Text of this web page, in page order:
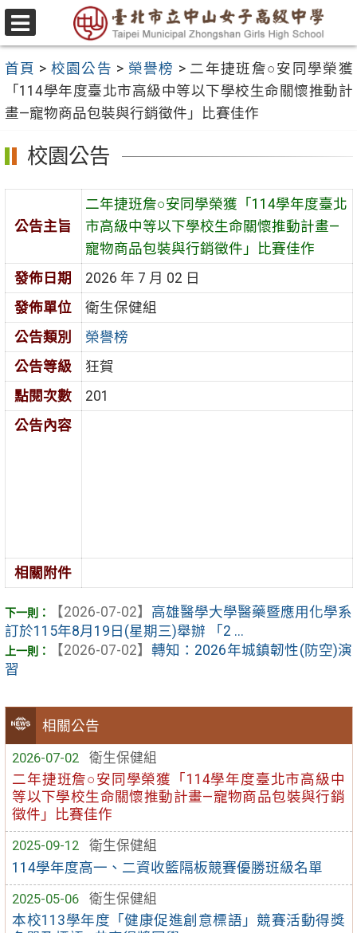
跳
至
要
容
區
選
單
首頁 > 校園公告 > 榮譽榜 > 二年捷班詹○安同學榮獲
「114學年度臺北市高級中等以下學校生命關懷推動計
畫—寵物商品包裝與行銷徵件」比賽佳作
相關公告
2026-07-02
衛生保健組
二年捷班詹○安同學榮獲「114學年度臺北市高級中
等以下學校生命關懷推動計畫—寵物商品包裝與行銷
徵件」比賽佳作
2025-09-12
衛生保健組
114學年度高一、二資收籃隔板競賽優勝班級名單
2025-05-06
衛生保健組
本校113學年度「健康促進創意標語」競賽活動得獎
校園公告
公告主旨
二年捷班詹○安同學榮獲「114學年度臺北
市高級中等以下學校生命關懷推動計畫—
寵物商品包裝與行銷徵件」比賽佳作
發佈日期
2026 年 7 月 02 日
發佈單位
衛生保健組
公告類別
榮譽榜
公告等級
狂賀
點閱次數
201
公告內容
相關附件
【2026-07-02】 高雄醫學大學醫藥暨應用化學系
訂於115年8月19日(星期三)舉辦 「2 ...
【2026-07-02】 轉知：2026年城鎮韌性(防空)演
習